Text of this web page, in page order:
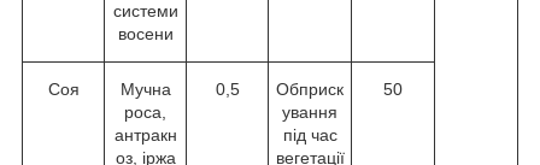
системи
восени
Соя
Мучна
роса,
антракн
оз, іржа
0,5
Обприск
ування
під час
вегетації
50